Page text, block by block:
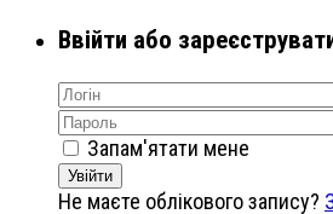
Ввійти або
Запам'ятати мене
Увійти
Не маєте облікового запису?